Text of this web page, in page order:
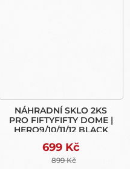
NÁHRADNÍ SKLO 2KS
PRO FIFTYFIFTY DOME |
HERO9/10/11/12 BLACK
699 Kč
899 Kč